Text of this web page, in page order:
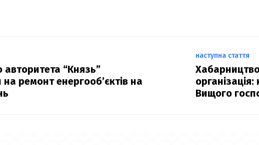
авторитета “Князь”
ремонт енергооб’єктів на
наступна стаття
Вищого